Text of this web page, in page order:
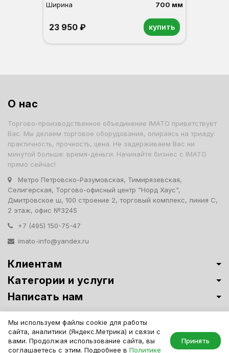
Ширина
700 мм
23 950 ₽ купить
О нас
Торгово-производственное объединение IMATO приветствует
Вас. Мы делаем торговое оборудование, опираясь на триаду:
практичность, прочность, цена. Не задерживаем Вас ни
минутой больше: время-деньги. Начинайте бизнес с IMATO
прямо сейчас!
Метро Петровско-Разумовская, Тимирязевская,
Селигерская, Торгово-офисный центр "Норд Хаус",
Дмитровское ш, 100 строение 2, торговый комплекс, линия С,
2 этаж, офис №3245
+7 (495) 150-75-47
imato-info@yandex.ru
Клиентам
Категории и услуги
Написать нам
Витрины премиум-класса ИМАТО
Политика обработки персональных
данных
IMATO. Интернет Магазин Торговой И Офисной Мебели. ООО "ИМАТО",
ИНН 7717506114 КПП 771701001, ОГРН 1047796163799
Мы используем файлы cookie для работы
сайта, аналитики (Яндекс.Метрика) и связи с
вами. Продолжая использование сайта, вы
соглашаетесь с этим. Подробнее в Политике
Принять